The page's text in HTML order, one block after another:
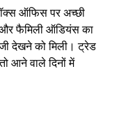
ऑफिस पर अच्छी
फैमिली ऑडियंस का
देखने को मिली। ट्रेड
आने वाले दिनों में